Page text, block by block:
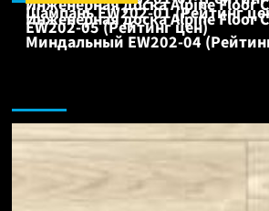
Шампань EW202-01 (Рейтинг
Инженерная доска Alpine Floor
EW202-05 (Рейтинг цен)
Инженерная доска Alpine Floor
Миндальный EW202-04